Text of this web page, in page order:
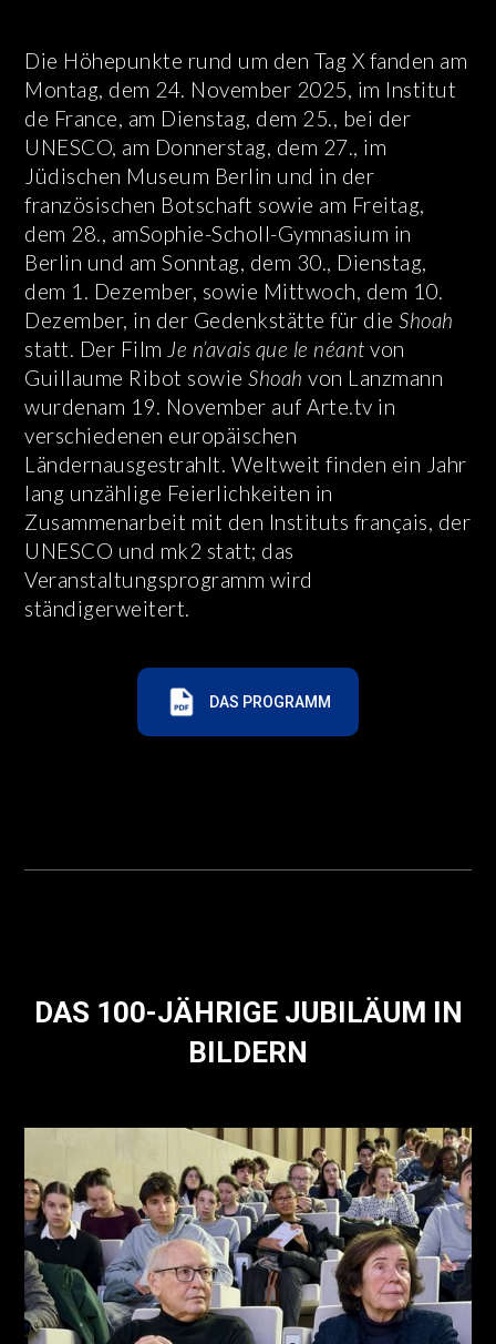
Die Höhepunkte rund um den Tag X fanden am
Montag, dem 24. November 2025, im Institut
de France, am Dienstag, dem 25., bei der
UNESCO, am Donnerstag, dem 27., im
Jüdischen Museum Berlin und in der
französischen Botschaft sowie am Freitag,
dem 28., amSophie-Scholl-Gymnasium in
Berlin und am Sonntag, dem 30., Dienstag,
dem 1. Dezember, sowie Mittwoch, dem 10.
Dezember, in der Gedenkstätte für dieShoah
statt. Der Film Je n’avais que le néantvon
Guillaume Ribot sowieShoah von Lanzmann
wurdenam 19. November auf Arte.tv in
verschiedenen europäischen
Ländernausgestrahlt. Weltweit finden ein Jahr
lang unzählige Feierlichkeiten in
Zusammenarbeit mit den Instituts français, der
UNESCO und mk2 statt; das
Veranstaltungsprogramm wird
ständigerweitert.
DAS PROGRAMM
DAS 100-JÄHRIGE JUBILÄUM IN
BILDERN